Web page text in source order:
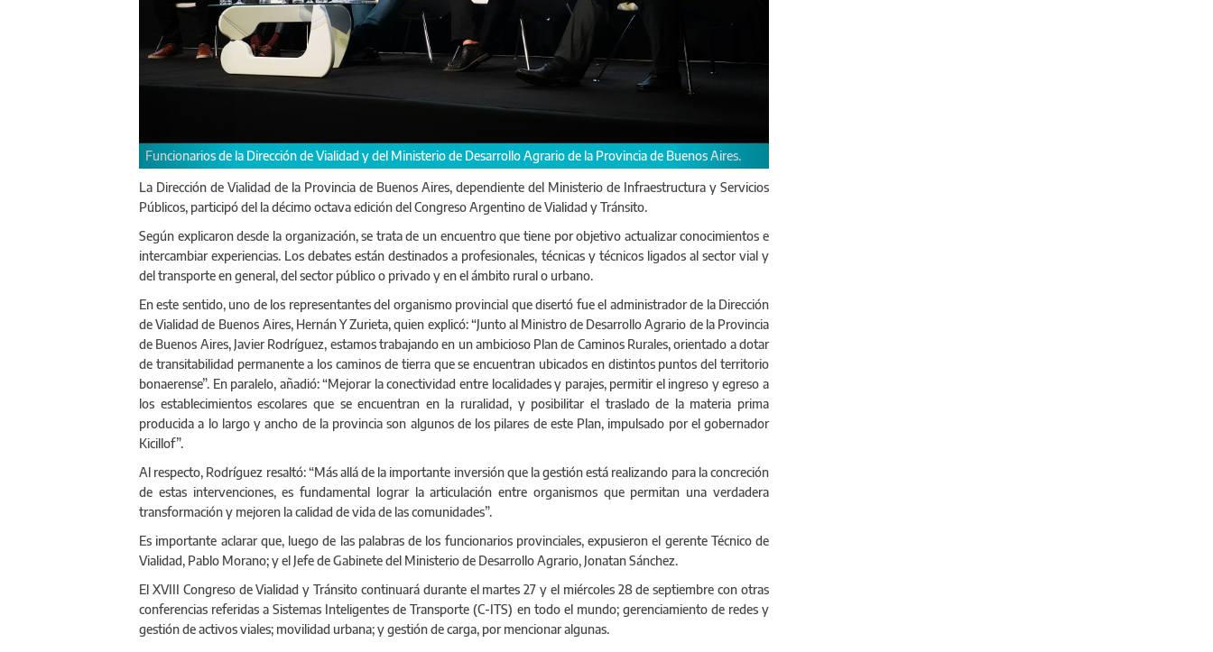
de Vialidad y del Ministerio de Desarrollo Agrario de la Provincia de Buenos Aires. El administrador de Vialidad, Hernán Y Zurieta, disertando sobre Caminos Rurales.
La Dirección de Vialidad de la Provincia de Buenos Aires, dependiente del Ministerio de Infraestructura y Servicios
Públicos, participó del la décimo octava edición del Congreso Argentino de Vialidad y Tránsito.
Según explicaron desde la organización, se trata de un encuentro que tiene por objetivo actualizar conocimientos e
intercambiar experiencias. Los debates están destinados a profesionales, técnicas y técnicos ligados al sector vial y
del transporte en general, del sector público o privado y en el ámbito rural o urbano.
En este sentido, uno de los representantes del organismo provincial que disertó fue el administrador de la Dirección
de Vialidad de Buenos Aires, Hernán Y Zurieta, quien explicó: “Junto al Ministro de Desarrollo Agrario de la Provincia
de Buenos Aires, Javier Rodríguez, estamos trabajando en un ambicioso Plan de Caminos Rurales, orientado a dotar
de transitabilidad permanente a los caminos de tierra que se encuentran ubicados en distintos puntos del territorio
bonaerense”. En paralelo, añadió: “Mejorar la conectividad entre localidades y parajes, permitir el ingreso y egreso a
los establecimientos escolares que se encuentran en la ruralidad, y posibilitar el traslado de la materia prima
producida a lo largo y ancho de la provincia son algunos de los pilares de este Plan, impulsado por el gobernador
Kicillof”.
Al respecto, Rodríguez resaltó: “Más allá de la importante inversión que la gestión está realizando para la concreción
de estas intervenciones, es fundamental lograr la articulación entre organismos que permitan una verdadera
transformación y mejoren la calidad de vida de las comunidades”.
Es importante aclarar que, luego de las palabras de los funcionarios provinciales, expusieron el gerente Técnico de
Vialidad, Pablo Morano; y el Jefe de Gabinete del Ministerio de Desarrollo Agrario, Jonatan Sánchez.
El XVIII Congreso de Vialidad y Tránsito continuará durante el martes 27 y el miércoles 28 de septiembre con otras
conferencias referidas a Sistemas Inteligentes de Transporte (C-ITS) en todo el mundo; gerenciamiento de redes y
gestión de activos viales; movilidad urbana; y gestión de carga, por mencionar algunas.